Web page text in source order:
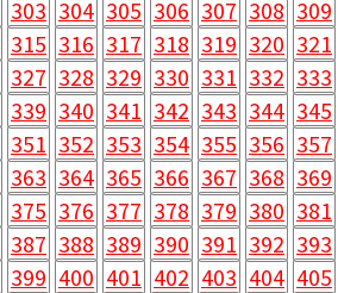
303 304 305 306 307 308 309
315 316 317 318 319 320 321
327 328 329 330 331 332 333
339 340 341 342 343 344 345
351 352 353 354 355 356 357
363 364 365 366 367 368 369
375 376 377 378 379 380 381
387 388 389 390 391 392 393
399 400 401 402 403 404 405